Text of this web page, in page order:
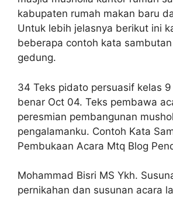
kabupaten rumah makan baru
Untuk lebih jelasnya berikut ini
beberapa contoh kata
gedung.
34 Teks pidato persuasif kelas
benar Oct 04. Teks pembawa
peresmian pembangunan
pengalamanku. Contoh Kata
Pembukaan Acara Mtq Blog
Mohammad Bisri MS Ykh.
pernikahan dan susunan acara